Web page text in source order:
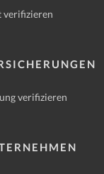
verifizieren
verifizieren